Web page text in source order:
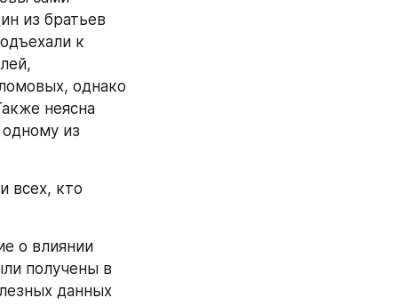
из братьев
к
однако
неясна
из
всех, кто
о влиянии
получены в
данных